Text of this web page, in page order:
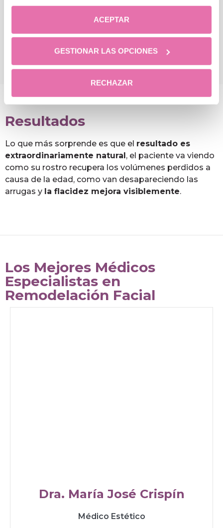
ACEPTAR
GESTIONAR LAS OPCIONES
RECHAZAR
con radiofrecuencia facial, que fortalece el tejido
creando colágeno y elastina, con lo que
el aspecto de juventud deseado.
Resultados
Lo que más sorprende es que el resultado es
extraordinariamente natural , el paciente va viendo
como su rostro recupera los volúmenes perdidos a
causa de la edad, como van desapareciendo las
arrugas y la flacidez mejora visiblemente.
Los Mejores Médicos
Especialistas en
Remodelación Facial
Dra. María José Crispín
Médico Estético